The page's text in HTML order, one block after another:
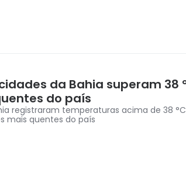
da Bahia superam 38
do país
registraram temperaturas acima de 38
mais quentes do país